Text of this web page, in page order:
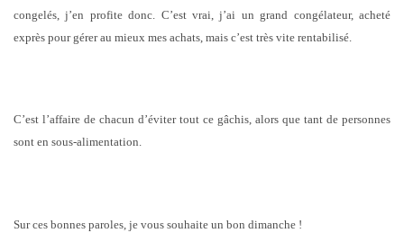
congelés, j’en profite donc. C’est vrai, j’ai un grand congélateur, acheté
exprès pour gérer au mieux mes achats, mais c’est très vite rentabilisé.
C’est l’affaire de chacun d’éviter tout ce gâchis, alors que tant de personnes
sont en sous-alimentation.
Sur ces bonnes paroles, je vous souhaite un bon dimanche !